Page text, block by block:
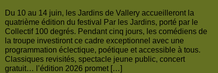
Du 10 au 14 juin, les Jardins de Vallery accueilleront la
quatrième édition du festival Par les Jardins, porté par le
Collectif 100 degrés. Pendant cinq jours, les comédiens de
la troupe investiront ce cadre exceptionnel avec une
programmation éclectique, poétique et accessible à tous.
Classiques revisités, spectacle jeune public, concert
gratuit… l’édition 2026 promet […]